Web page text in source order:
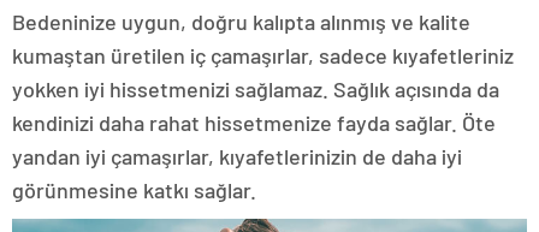
Bedeninize uygun, doğru kalıpta alınmış ve kalite
kumaştan üretilen iç çamaşırlar, sadece kıyafetleriniz
yokken iyi hissetmenizi sağlamaz. Sağlık açısında da
kendinizi daha rahat hissetmenize fayda sağlar. Öte
yandan iyi çamaşırlar, kıyafetlerinizin de daha iyi
görünmesine katkı sağlar.